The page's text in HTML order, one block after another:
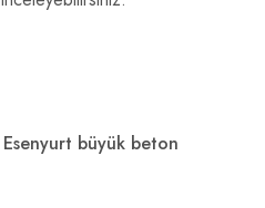
Esenyurt büyük beton